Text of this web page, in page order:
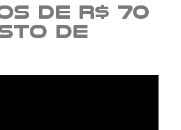
de R$ 70
de